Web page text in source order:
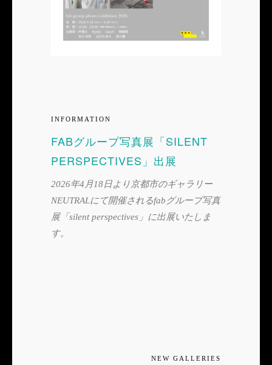
INFORMATION
FABグループ写真展「SILENT
PERSPECTIVES」出展
2026年4月18日より京都市のギャラリー
NEUTRALにて開催されるfabグループ写真
展「silent perspectives」に出展いたしま
す。
NEW GALLERIES